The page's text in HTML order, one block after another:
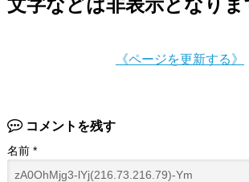
文字などは非表示となりま
《ページを更新する》
コメントを残す
名前 *